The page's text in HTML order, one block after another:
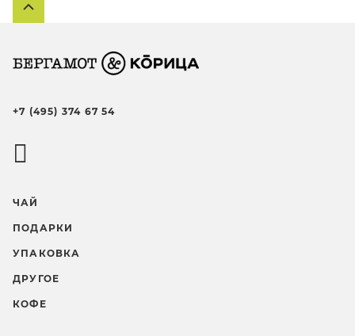
+7 (495) 374 67 54
ЧАЙ
ПОДАРКИ
УПАКОВКА
ДРУГОЕ
КОФЕ